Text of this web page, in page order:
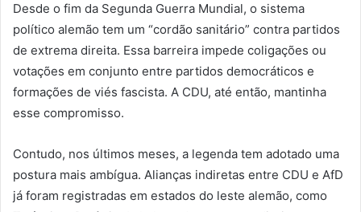
Desde o fim da Segunda Guerra Mundial, o sistema
político alemão tem um “cordão sanitário” contra partidos
de extrema direita. Essa barreira impede coligações ou
votações em conjunto entre partidos democráticos e
formações de viés fascista. A CDU, até então, mantinha
esse compromisso.
Contudo, nos últimos meses, a legenda tem adotado uma
postura mais ambígua. Alianças indiretas entre CDU e AfD
já foram registradas em estados do leste alemão, como